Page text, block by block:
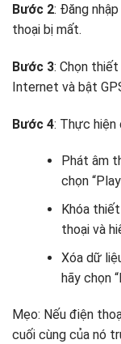
Bước 2: Đăng
thoại bị mất.
Bước 3: Chọn
Internet và bật
Bước 4: Thực
Phát âm
chọn
Khóa
thoại và
Xóa dữ
hãy chọn
Mẹo: Nếu điện
cuối cùng của nó